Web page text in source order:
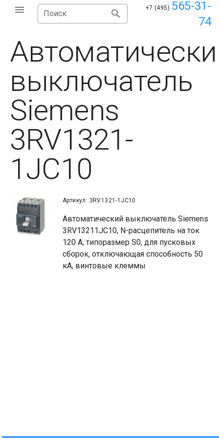
Поиск
+7 (495) 565-31-
74
выключатель
Siemens
3RV1321-
1JC10
Артикул: 3RV1321-1JC10
Автоматический выключатель Siemens
3RV13211JC10, N-расцепитель на ток
120 A, типоразмер S0, для пусковых
сборок, отключающая способность 50
кА, винтовые клеммы